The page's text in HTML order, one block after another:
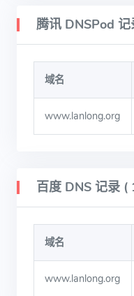
腾讯 DNSPod
域名
www.lanlong.org
百度 DNS 记录
域名
www.lanlong.org